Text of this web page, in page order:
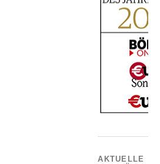
AKTUELLE